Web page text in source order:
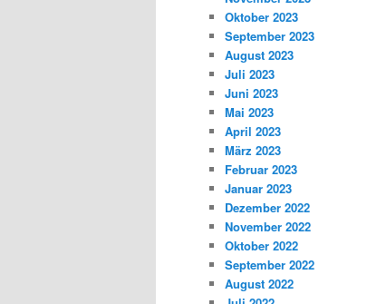
Oktober 2023
September 2023
August 2023
Juli 2023
Juni 2023
Mai 2023
April 2023
März 2023
Februar 2023
Januar 2023
Dezember 2022
November 2022
Oktober 2022
September 2022
August 2022